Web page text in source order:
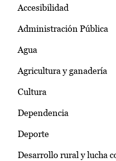
Accesibilidad
Administración Pública
Agua
Agricultura y ganadería
Cultura
Dependencia
Deporte
Desarrollo rural y lucha